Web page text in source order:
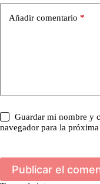
Añadir comentario *
Guardar mi nombre y
navegador para la
Publicar el